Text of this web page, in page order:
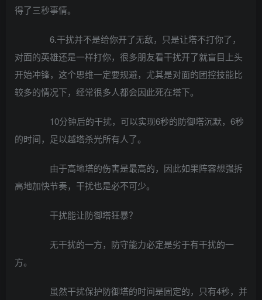
得了三秒事情。
6.干扰并不是给你开了无敌，只是让塔不打你了，
对面的英雄还是一样打你，很多朋友看干扰开了就盲目上头
开始冲锋，这个思维一定要规避，尤其是对面的团控技能比
较多的情况下，经常很多人都会因此死在塔下。
10分钟后的干扰，可以实现6秒的防御塔沉默，6秒
的时间，足以越塔杀光所有人了。
由于高地塔的伤害是最高的，因此如果阵容想强拆
高地加快节奏，干扰也是必不可少。
干扰能让防御塔狂暴？
无干扰的一方，防守能力必定是劣于有干扰的一
方。
虽然干扰保护防御塔的时间是固定的，只有4秒，并